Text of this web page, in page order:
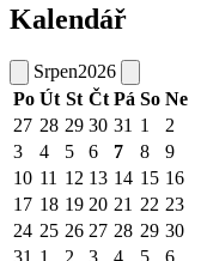
Kalendář
Srpen2026
Po Út St Čt Pá So Ne
27 28 29 30 31 1
2
3
4 5 6 7 8
9
10 11 12 13 14 15 16
17 18 19 20 21 22 23
24 25 26 27 28 29 30
31 1 2 3 4 5 6